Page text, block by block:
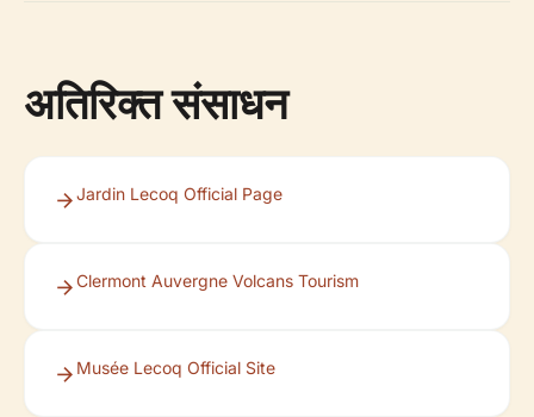
अतिरिक्त संसाधन
Jardin Lecoq Official Page
Clermont Auvergne Volcans Tourism
Musée Lecoq Official Site